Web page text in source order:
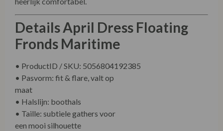
Details April Dress Floating
Fronds Maritime
• ProductID / SKU: 5056804192385
• Pasvorm: fit & flare, valt op
maat
• Halslijn: boothals
• Taille: subtiele gathers voor een mooi silhouette
• Lengte: valt net onder de knie